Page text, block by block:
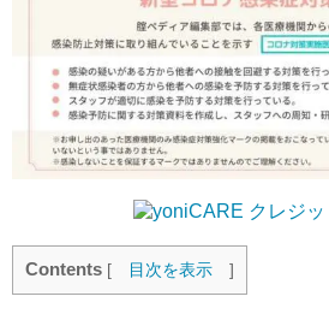
Contents [ 目次を表示 ]